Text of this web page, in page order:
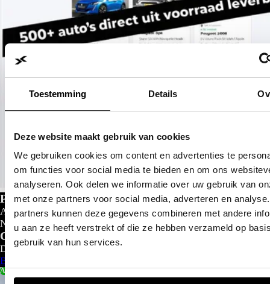
Toestemming Details
Deze website maakt gebruik van cookies
We gebruiken cookies om content en advertenties te
om functies voor social media te bieden en om ons
analyseren. Ook delen we informatie over uw gebruik van
met onze partners voor social media, adverteren en
partners kunnen deze gegevens combineren met andere
u aan ze heeft verstrekt of die ze hebben verzameld op
gebruik van hun services.
Private lease
Al gedacht aan private lease?
Nu al vanaf €299- p/m
Configureer nu
Direct leverbaar
Bekijk aanbod
Actie